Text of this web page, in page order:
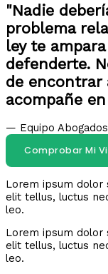
"Nadie
problema
ley te
defenderte.
de encontrar
acompañe
— Equipo
Comprobar Mi
Lorem ipsum dolor
elit tellus, luctus
leo.
Lorem ipsum dolor
elit tellus, luctus
leo.